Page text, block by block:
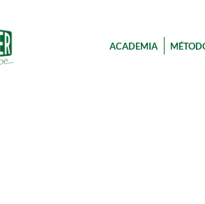
ACADEMIA